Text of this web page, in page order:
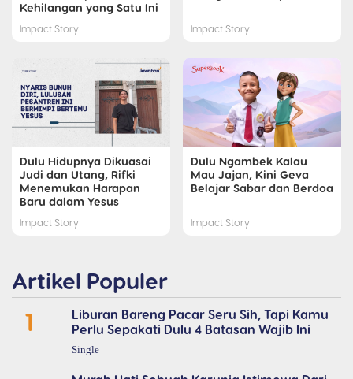
Kehilangan yang Satu Ini
Impact Story Impact Story
Dulu Hidupnya Dikuasai
Judi dan Utang, Rifki
Menemukan Harapan
Baru dalam Yesus
Impact Story
Dulu Ngambek Kalau
Mau Jajan, Kini Geva
Belajar Sabar dan Berdoa
Impact Story
Artikel Populer
1
Liburan Bareng Pacar Seru Sih, Tapi Kamu
Perlu Sepakati Dulu 4 Batasan Wajib Ini
Single